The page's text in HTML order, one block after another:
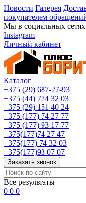
Новости Галерея
покупателем
Мы в социальных сетях:
Instagram
Личный кабинет
Каталог
+375 (29) 687-27-93
+375 (44) 774 32 03
+375 (29) 151 40 24
+375 (177) 74 27 77
+375 (177) 93 17 77
+375(177)74 27 47
+375(177) 74 32 03
+375(177)93 07 07
Заказать звонок
Все результаты
0 0 0